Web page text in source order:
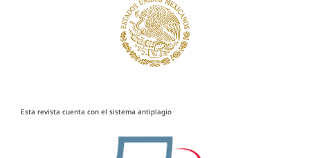
Esta revista cuenta con el sistema antiplagio